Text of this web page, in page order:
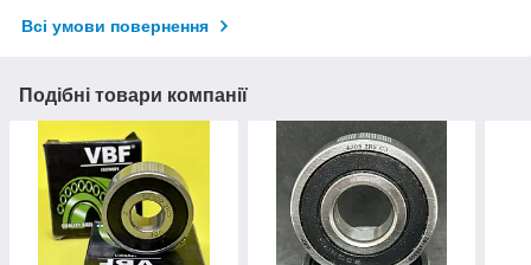
Всі умови повернення
Подібні товари компанії